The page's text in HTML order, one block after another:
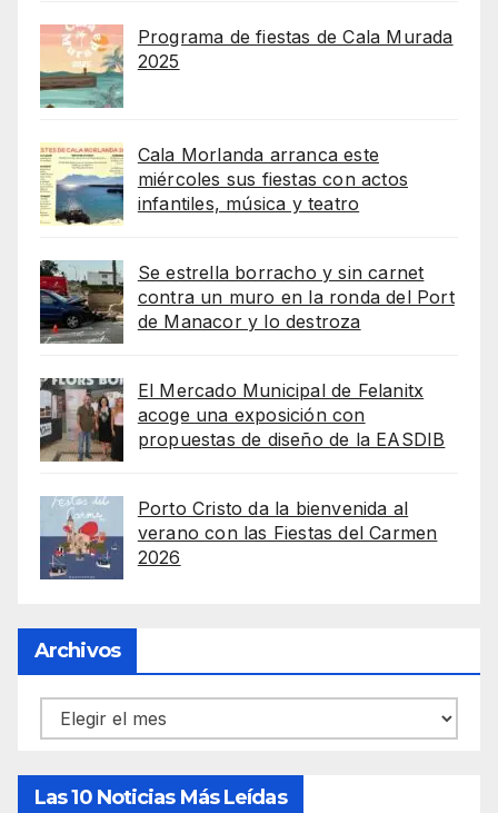
Programa de fiestas de Cala Murada
2025
Cala Morlanda arranca este
miércoles sus fiestas con actos
infantiles, música y teatro
Se estrella borracho y sin carnet
contra un muro en la ronda del Port
de Manacor y lo destroza
El Mercado Municipal de Felanitx
acoge una exposición con
propuestas de diseño de la EASDIB
Porto Cristo da la bienvenida al
verano con las Fiestas del Carmen
2026
Archivos
Archivos
Las 10 Noticias Más Leídas